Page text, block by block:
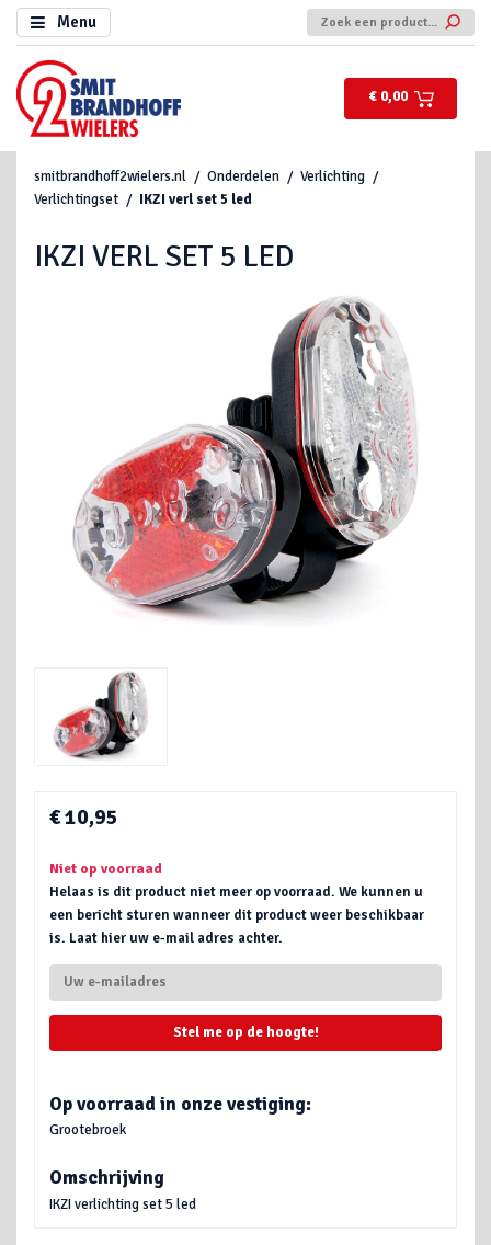
Menu
€ 0,00
smitbrandhoff2wielers.nl Onderdelen
Verlichting
Verlichtingset
IKZI verl set 5 led
IKZI VERL SET 5 LED
€ 10,95
Niet op voorraad
Helaas is dit product niet meer op voorraad. We kunnen u
een bericht sturen wanneer dit product weer beschikbaar
is. Laat hier uw e-mail adres achter.
Stel me op de hoogte!
Op voorraad in onze vestiging:
Grootebroek
Omschrijving
IKZI verlichting set 5 led